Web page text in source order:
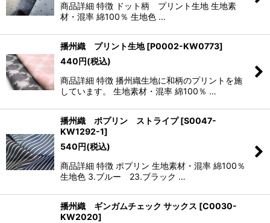
商品詳細 特徴 ドット柄 プリント生地 生地素
材・混率 綿100％ 生地色 …
播州織 プリント生地 [P0002-KW0773]
440円(税込)
商品詳細 特徴 播州織生地に和柄のプリントを施
しています。 生地素材・混率 綿100％ …
播州織 ポプリン ストライプ [S0047-
KW1292-1]
540円(税込)
商品詳細 特徴 ポプリン 生地素材・混率 綿100％
生地色 3.ブルー 23.ブラック …
播州織 ギンガムチェック サックス [C0030-
KW2020]